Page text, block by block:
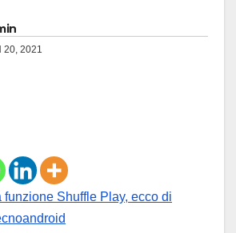
20, 2021
funzione Shuffle Play, ecco di